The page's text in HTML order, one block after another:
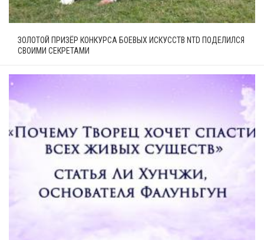
ЗОЛОТОЙ ПРИЗЁР КОНКУРСА БОЕВЫХ ИСКУССТВ NTD ПОДЕЛИЛСЯ
СВОИМИ СЕКРЕТАМИ